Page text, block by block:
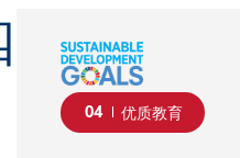
04 优质教育